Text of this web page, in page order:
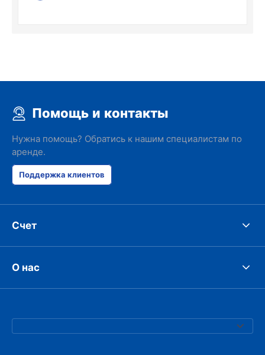
Помощь и контакты
Нужна помощь? Обратись к нашим специалистам по
аренде.
Поддержка клиентов
Счет
О нас